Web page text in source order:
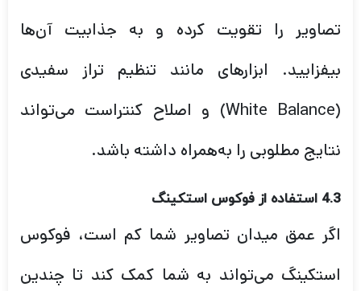
تصاویر را تقویت کرده و به جذابیت آن‌ها
بیفزایید. ابزارهای مانند تنظیم تراز سفیدی
(White Balance) و اصلاح کنتراست می‌تواند
نتایج مطلوبی را به‌همراه داشته باشد.
4.3 استفاده از فوکوس استکینگ
اگر عمق میدان تصاویر شما کم است، فوکوس
استکینگ می‌تواند به شما کمک کند تا چندین